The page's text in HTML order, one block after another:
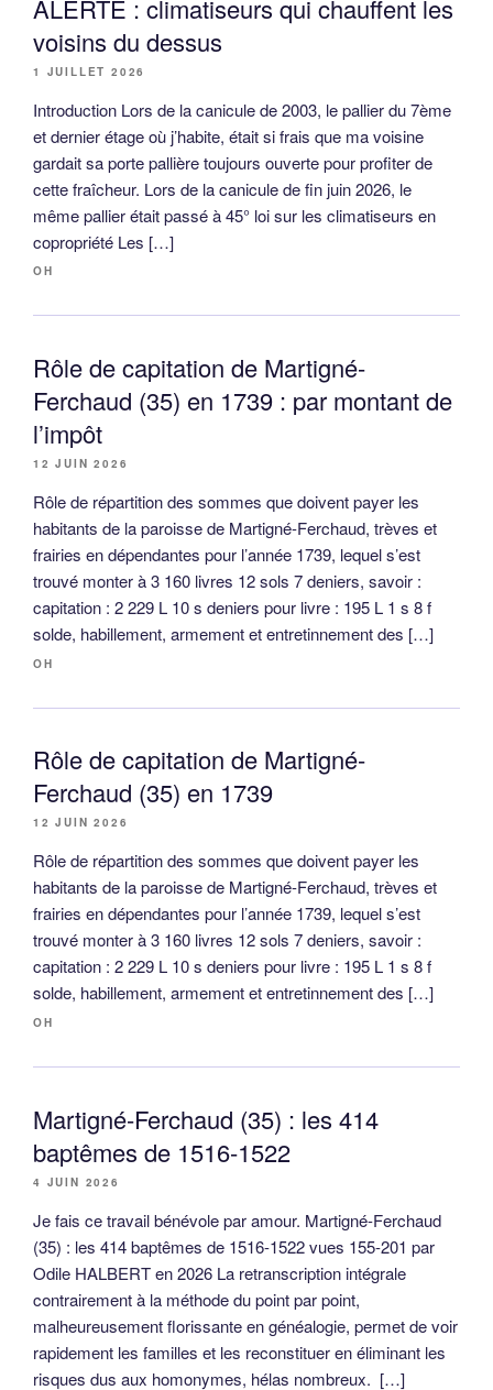
ALERTE : climatiseurs qui chauffent les
voisins du dessus
1 JUILLET 2026
Introduction Lors de la canicule de 2003, le pallier du 7ème
et dernier étage où j’habite, était si frais que ma voisine
gardait sa porte pallière toujours ouverte pour profiter de
cette fraîcheur. Lors de la canicule de fin juin 2026, le
même pallier était passé à 45° loi sur les climatiseurs en
copropriété Les […]
OH
Rôle de capitation de Martigné-
Ferchaud (35) en 1739 : par montant de
l’impôt
12 JUIN 2026
Rôle de répartition des sommes que doivent payer les
habitants de la paroisse de Martigné-Ferchaud, trèves et
frairies en dépendantes pour l’année 1739, lequel s’est
trouvé monter à 3 160 livres 12 sols 7 deniers, savoir :
capitation : 2 229 L 10 s deniers pour livre : 195 L 1 s 8 f
solde, habillement, armement et entretinnement des […]
OH
Rôle de capitation de Martigné-
Ferchaud (35) en 1739
12 JUIN 2026
Rôle de répartition des sommes que doivent payer les
habitants de la paroisse de Martigné-Ferchaud, trèves et
frairies en dépendantes pour l’année 1739, lequel s’est
trouvé monter à 3 160 livres 12 sols 7 deniers, savoir :
capitation : 2 229 L 10 s deniers pour livre : 195 L 1 s 8 f
solde, habillement, armement et entretinnement des […]
OH
Martigné-Ferchaud (35) : les 414
baptêmes de 1516-1522
4 JUIN 2026
Je fais ce travail bénévole par amour. Martigné-Ferchaud
(35) : les 414 baptêmes de 1516-1522 vues 155-201 par
Odile HALBERT en 2026 La retranscription intégrale
contrairement à la méthode du point par point,
malheureusement florissante en généalogie, permet de voir
rapidement les familles et les reconstituer en éliminant les
risques dus aux homonymes, hélas nombreux. […]